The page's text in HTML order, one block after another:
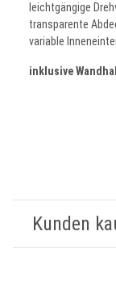
leichtgängige
transparente
variable
inklusive
Kunden